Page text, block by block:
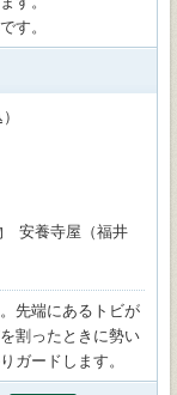
す。
安養寺屋（福井
先端にあるトビが
割ったときに勢い
ガードします。